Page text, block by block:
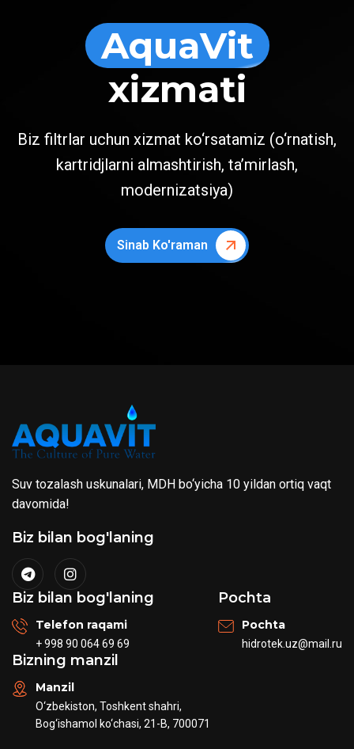
AquaVit
xizmati
Biz filtrlar uchun xizmat ko‘rsatamiz (o‘rnatish,
kartridjlarni almashtirish, ta’mirlash,
modernizatsiya)
Sinab Ko'raman
Suv tozalash uskunalari, MDH bo‘yicha 10 yildan ortiq vaqt
davomida!
Biz bilan bog'laning
Biz bilan bog'laning
Telefon raqami
+ 998 90 064 69 69
Pochta
Pochta
hidrotek.uz@mail.ru
Bizning manzil
Manzil
O‘zbekiston, Toshkent shahri,
Bog‘ishamol ko‘chasi, 21-B, 700071